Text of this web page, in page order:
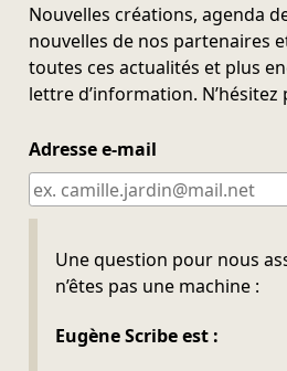
Nouvelles créations, agenda
nouvelles de nos partenaires
toutes ces actualités et plus
lettre d’information. N’hésitez
Adresse e-mail
Une question pour nous
n’êtes pas une machine :
Eugène Scribe est :
Ne pas remplir